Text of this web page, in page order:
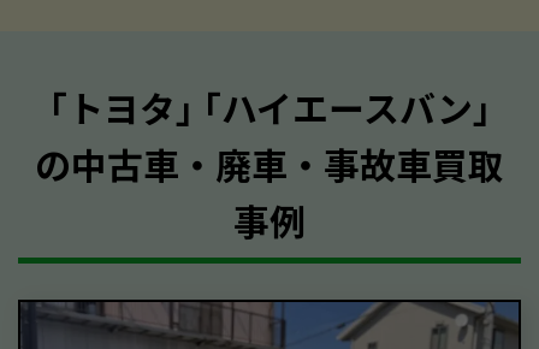
｢トヨタ｣ ｢ハイエースバン｣
の中古車・廃車・事故車買取
事例